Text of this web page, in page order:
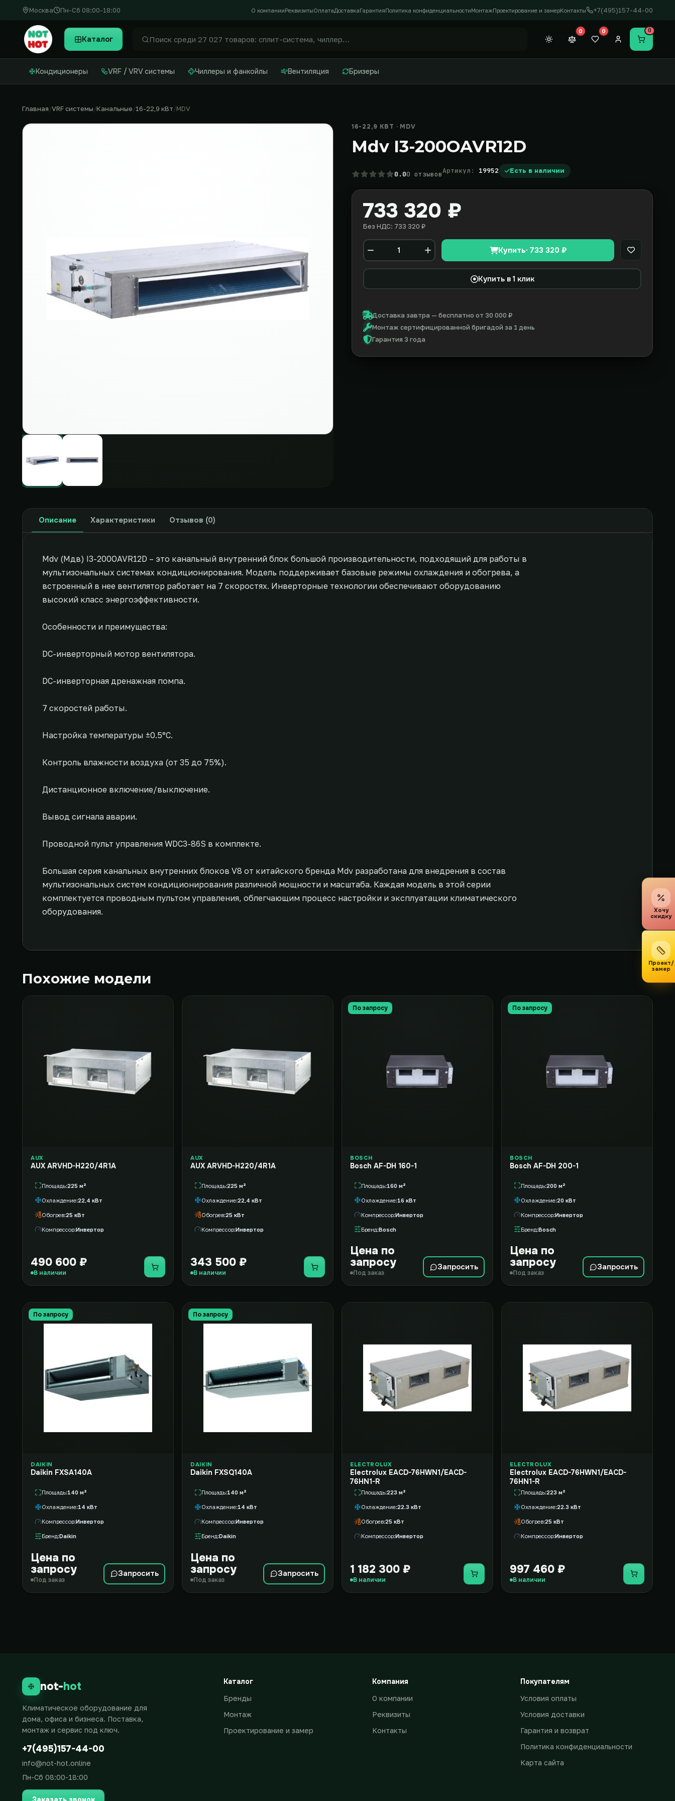
Москва Пн-Сб 08:00-18:00 О компанииРеквизитыОплатаДоставкаГарантияПолитика конфиденциальностиМонтажПроектирование и замерКонтакты +7(495)157-44-00
Каталог Найти Темная тема
0 0
Перейти
0
Кондиционеры VRF / VRV системы Чиллеры и фанкойлы Вентиляция Бризеры
Главная VRF системы Канальные 16-22,9 кВт MDV
16-22,9 КВТ · MDV
Mdv I3-200OAVR12D
0.00 отзывовАртикул: 19952 Есть в наличии
733 320 ₽
Без НДС: 733 320 ₽
Количество Купить· 733 320 ₽ В закладки
Купить в 1 клик
Доставка завтра — бесплатно от 30 000 ₽
Монтаж сертифицированной бригадой за 1 день
Гарантия 3 года
Описание Характеристики Отзывов (0)
Mdv (Мдв) I3-200OAVR12D – это канальный внутренний блок большой производительности, подходящий для работы в
мультизональных системах кондиционирования. Модель поддерживает базовые режимы охлаждения и обогрева, а
встроенный в нее вентилятор работает на 7 скоростях. Инверторные технологии обеспечивают оборудованию
высокий класс энергоэффективности.
Особенности и преимущества:
DC-инверторный мотор вентилятора.
DC-инверторная дренажная помпа.
7 скоростей работы.
Настройка температуры ±0.5°С.
Контроль влажности воздуха (от 35 до 75%).
Дистанционное включение/выключение.
Вывод сигнала аварии.
Проводной пульт управления WDC3-86S в комплекте.
Большая серия канальных внутренних блоков V8 от китайского бренда Mdv разработана для внедрения в состав
мультизональных систем кондиционирования различной мощности и масштаба. Каждая модель в этой серии
комплектуется проводным пультом управления, облегчающим процесс настройки и эксплуатации климатического
оборудования.
Похожие модели
AUX
AUX ARVHD-H220/4R1A
Площадь 225 м²
Охлаждение 22,4 кВт
Обогрев 25 кВт
Компрессор Инвертор
490 600 ₽
В наличии Купить
AUX
AUX ARVHD-H220/4R1A
Площадь 225 м²
Охлаждение 22,4 кВт
Обогрев 25 кВт
Компрессор Инвертор
343 500 ₽
В наличии Купить
По запросу
BOSCH
Bosch AF-DH 160-1
Площадь 160 м²
Охлаждение 16 кВт
Компрессор Инвертор
Бренд Bosch
Цена по
запросу
Под заказ
Запросить
По запросу
BOSCH
Bosch AF-DH 200-1
Площадь 200 м²
Охлаждение 20 кВт
Компрессор Инвертор
Бренд Bosch
Цена по
запросу
Под заказ
Запросить
По запросу
DAIKIN
Daikin FXSA140A
Площадь 140 м²
Охлаждение 14 кВт
Компрессор Инвертор
Бренд Daikin
Цена по
запросу
Под заказ
Запросить
По запросу
DAIKIN
Daikin FXSQ140A
Площадь 140 м²
Охлаждение 14 кВт
Компрессор Инвертор
Бренд Daikin
Цена по
запросу
Под заказ
Запросить
ELECTROLUX
Electrolux EACD-76HWN1/EACD-
76HN1-R
Площадь 223 м²
Охлаждение 22.3 кВт
Обогрев 25 кВт
Компрессор Инвертор
1 182 300 ₽
В наличии Купить
ELECTROLUX
Electrolux EACD-76HWN1/EACD-
76HN1-R
Площадь 223 м²
Охлаждение 22.3 кВт
Обогрев 25 кВт
Компрессор Инвертор
997 460 ₽
В наличии Купить
not-hot
Климатическое оборудование для
дома, офиса и бизнеса. Поставка,
монтаж и сервис под ключ.
+7(495)157-44-00
info@not-hot.online
Пн-Сб 08:00-18:00
Каталог
Бренды
Монтаж
Проектирование и замер
Компания
О компании
Реквизиты
Контакты
Покупателям
Условия оплаты
Условия доставки
Гарантия и возврат
Политика конфиденциальности
Карта сайта
Хочу
скидку
Проект/
замер